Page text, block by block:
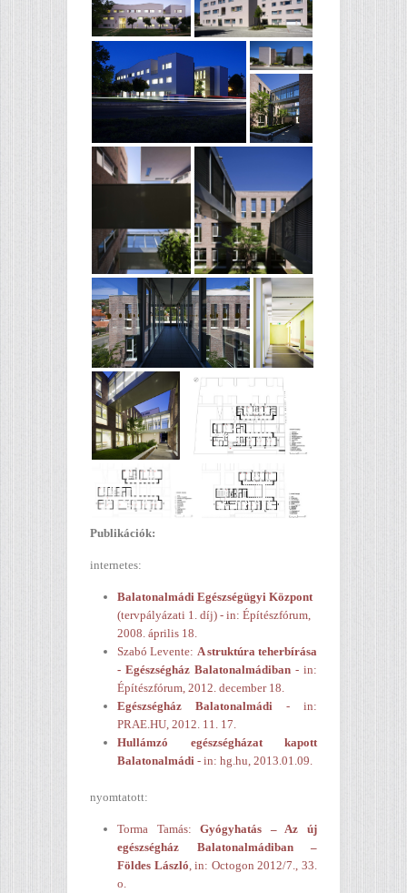
Publikációk:
internetes:
Balatonalmádi Egészségügyi Központ
(tervpályázati 1. díj) - in: Építészfórum,
2008. április 18.
Szabó Levente: A struktúra teherbírása
- Egészségház Balatonalmádiban - in:
Építészfórum, 2012. december 18.
Egészségház Balatonalmádi - in:
PRAE.HU, 2012. 11. 17.
Hullámzó egészségházat kapott
Balatonalmádi - in: hg.hu, 2013.01.09.
nyomtatott:
Torma Tamás:Gyógyhatás – Az új
egészségház Balatonalmádiban –
Földes László , in: Octogon 2012/7., 33.
o.